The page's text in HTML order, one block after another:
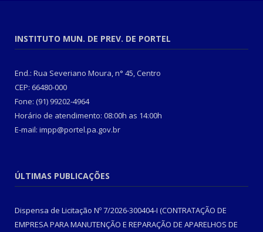
INSTITUTO MUN. DE PREV. DE PORTEL
End.: Rua Severiano Moura, n° 45, Centro
CEP: 66480-000
Fone: (91) 99202-4964
Horário de atendimento: 08:00h as 14:00h
E-mail: impp@portel.pa.gov.br
ÚLTIMAS PUBLICAÇÕES
Dispensa de Licitação Nº 7/2026-300404-I (CONTRATAÇÃO DE
EMPRESA PARA MANUTENÇÃO E REPARAÇÃO DE APARELHOS DE